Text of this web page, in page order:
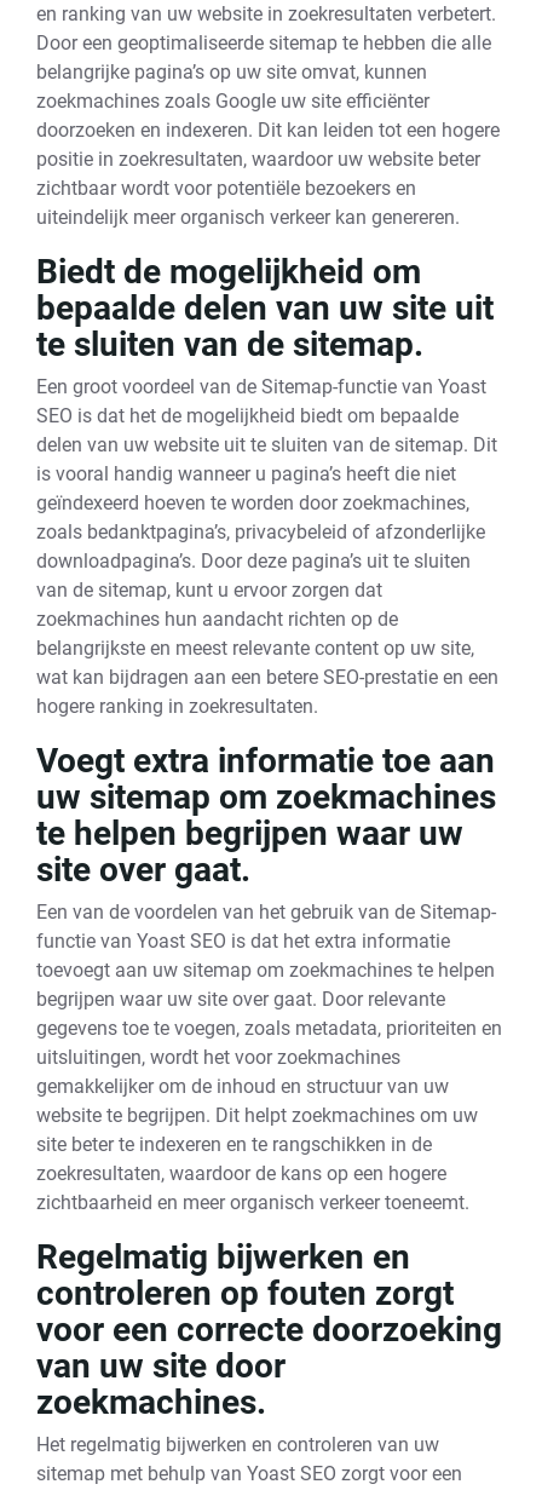
en ranking van uw website in zoekresultaten verbetert.
Door een geoptimaliseerde sitemap te hebben die alle
belangrijke pagina’s op uw site omvat, kunnen
zoekmachines zoals Google uw site efficiënter
doorzoeken en indexeren. Dit kan leiden tot een hogere
positie in zoekresultaten, waardoor uw website beter
zichtbaar wordt voor potentiële bezoekers en
uiteindelijk meer organisch verkeer kan genereren.
Biedt de mogelijkheid om
bepaalde delen van uw site uit
te sluiten van de sitemap.
Een groot voordeel van de Sitemap-functie van Yoast
SEO is dat het de mogelijkheid biedt om bepaalde
delen van uw website uit te sluiten van de sitemap. Dit
is vooral handig wanneer u pagina’s heeft die niet
geïndexeerd hoeven te worden door zoekmachines,
zoals bedanktpagina’s, privacybeleid of afzonderlijke
downloadpagina’s. Door deze pagina’s uit te sluiten
van de sitemap, kunt u ervoor zorgen dat
zoekmachines hun aandacht richten op de
belangrijkste en meest relevante content op uw site,
wat kan bijdragen aan een betere SEO-prestatie en een
hogere ranking in zoekresultaten.
Voegt extra informatie toe aan
uw sitemap om zoekmachines
te helpen begrijpen waar uw
site over gaat.
Een van de voordelen van het gebruik van de Sitemap-
functie van Yoast SEO is dat het extra informatie
toevoegt aan uw sitemap om zoekmachines te helpen
begrijpen waar uw site over gaat. Door relevante
gegevens toe te voegen, zoals metadata, prioriteiten en
uitsluitingen, wordt het voor zoekmachines
gemakkelijker om de inhoud en structuur van uw
website te begrijpen. Dit helpt zoekmachines om uw
site beter te indexeren en te rangschikken in de
zoekresultaten, waardoor de kans op een hogere
zichtbaarheid en meer organisch verkeer toeneemt.
Regelmatig bijwerken en
controleren op fouten zorgt
voor een correcte doorzoeking
van uw site door
zoekmachines.
Het regelmatig bijwerken en controleren van uw
sitemap met behulp van Yoast SEO zorgt voor een